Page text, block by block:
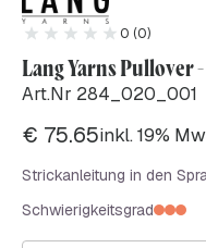
0 (0)
Lang Yarns Pullover -
Art.Nr 284_020_001
€ 75.65inkl. 19%
Strickanleitung in den
Schwierigkeitsgrad